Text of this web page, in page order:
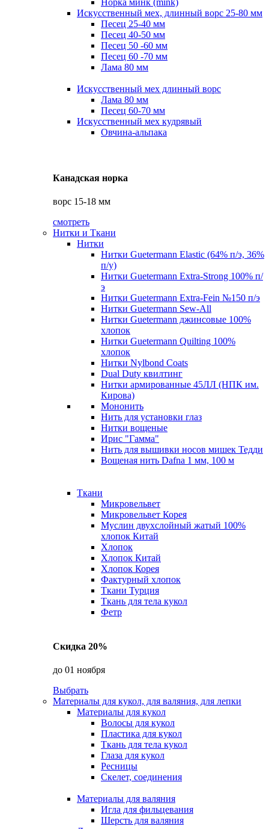
Норка минк (mink)
Искусственный мех, длинный ворс 25-80 мм
Песец 25-40 мм
Песец 40-50 мм
Песец 50 -60 мм
Песец 60 -70 мм
Лама 80 мм
Искусственный мех длинный ворс
Лама 80 мм
Песец 60-70 мм
Искусственный мех кудрявый
Овчина-альпака
Канадская норка
ворс 15-18 мм
смотреть
Нитки и Ткани
Нитки
Нитки Guetermann Elastic (64% п/э, 36%
п/у)
Нитки Guetermann Extra-Strong 100% п/
э
Нитки Guetermann Extra-Fein №150 п/э
Нитки Guetermann Sew-All
Нитки Guetermann джинсовые 100%
хлопок
Нитки Guetermann Quilting 100%
хлопок
Нитки Nylbond Coats
Dual Duty квилтинг
Нитки армированные 45ЛЛ (НПК им.
Кирова)
Мононить
Нить для установки глаз
Нитки вощеные
Ирис "Гамма"
Нить для вышивки носов мишек Тедди
Вощеная нить Dafna 1 мм, 100 м
Ткани
Микровельвет
Микровельвет Корея
Муслин двухслойный жатый 100%
хлопок Китай
Хлопок
Хлопок Китай
Хлопок Корея
Фактурный хлопок
Ткани Турция
Ткань для тела кукол
Фетр
Скидка 20%
до 01 ноября
Выбрать
Материалы для кукол, для валяния, для лепки
Материалы для кукол
Волосы для кукол
Пластика для кукол
Ткань для тела кукол
Глаза для кукол
Ресницы
Скелет, соединения
Материалы для валяния
Игла для фильцевания
Шерсть для валяния